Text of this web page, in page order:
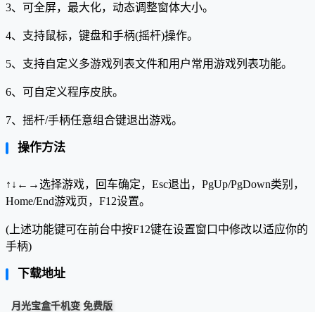
3、可全屏，最大化，动态调整窗体大小。
4、支持鼠标，键盘和手柄(摇杆)操作。
5、支持自定义多游戏列表文件和用户常用游戏列表功能。
6、可自定义程序皮肤。
7、摇杆/手柄任意组合键退出游戏。
操作方法
↑↓←→选择游戏，回车确定，Esc退出，PgUp/PgDown类别，
Home/End游戏页，F12设置。
(上述功能键可在前台中按F12键在设置窗口中修改以适应你的
手柄)
下载地址
月光宝盒千机变 免费版